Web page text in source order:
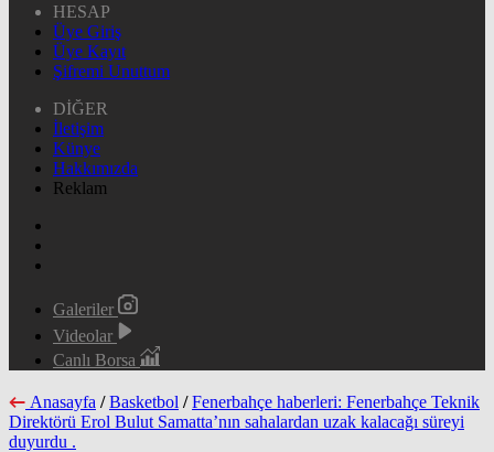
HESAP
Üye Giriş
Üye Kayıt
Şifremi Unuttum
DİĞER
İletişim
Künye
Hakkımızda
Reklam
Galeriler
Videolar
Canlı Borsa
Anasayfa / Basketbol / Fenerbahçe haberleri: Fenerbahçe Teknik
Direktörü Erol Bulut Samatta’nın sahalardan uzak kalacağı süreyi
duyurdu .